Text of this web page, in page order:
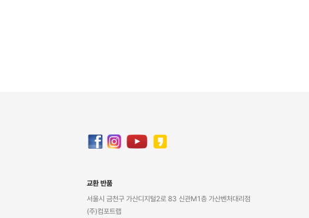
교환 반품
서울시 금천구 가산디지털2로 83 신관M1층 가산벤처대리점
(주)컴포트랩